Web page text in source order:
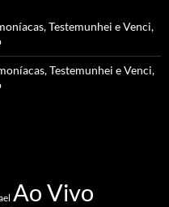
Testemunhei e Venci,
Testemunhei e Venci,
Ao Vivo